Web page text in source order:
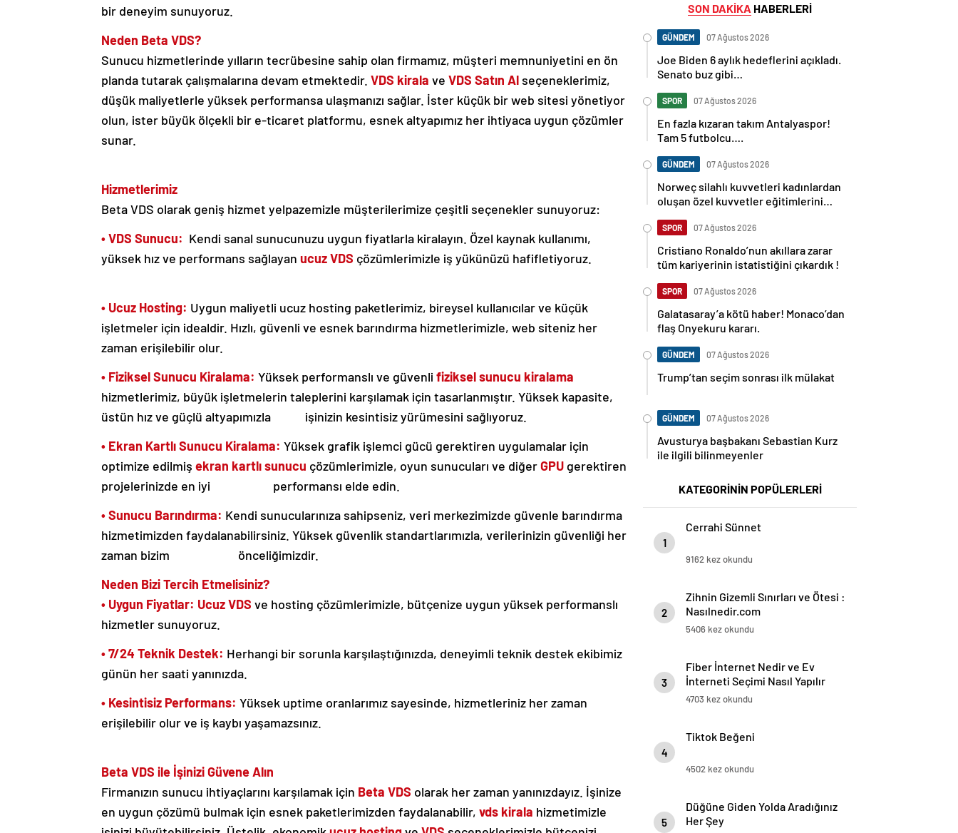
bir deneyim sunuyoruz.
Neden Beta VDS?
Sunucu hizmetlerinde yılların tecrübesine sahip olan firmamız, müşteri memnuniyetini en ön
planda tutarak çalışmalarına devam etmektedir. VDS kirala ve VDS Satın Al seçeneklerimiz,
düşük maliyetlerle yüksek performansa ulaşmanızı sağlar. İster küçük bir web sitesi yönetiyor
olun, ister büyük ölçekli bir e-ticaret platformu, esnek altyapımız her ihtiyaca uygun çözümler
sunar.
Hizmetlerimiz
Beta VDS olarak geniş hizmet yelpazemizle müşterilerimize çeşitli seçenekler sunuyoruz:
• VDS Sunucu: Kendi sanal sunucunuzu uygun fiyatlarla kiralayın. Özel kaynak kullanımı,
yüksek hız ve performans sağlayan ucuz VDS çözümlerimizle iş yükünüzü hafifletiyoruz.
• Ucuz Hosting: Uygun maliyetli ucuz hosting paketlerimiz, bireysel kullanıcılar ve küçük
işletmeler için idealdir. Hızlı, güvenli ve esnek barındırma hizmetlerimizle, web siteniz her
zaman erişilebilir olur.
• Fiziksel Sunucu Kiralama: Yüksek performanslı ve güvenli fiziksel sunucu kiralama
hizmetlerimiz, büyük işletmelerin taleplerini karşılamak için tasarlanmıştır. Yüksek kapasite,
üstün hız ve güçlü altyapımızla işinizin kesintisiz yürümesini sağlıyoruz.
• Ekran Kartlı Sunucu Kiralama: Yüksek grafik işlemci gücü gerektiren uygulamalar için
optimize edilmiş ekran kartlı sunucu çözümlerimizle, oyun sunucuları ve diğerGPU gerektiren
projelerinizde en iyi performansı elde edin.
• Sunucu Barındırma: Kendi sunucularınıza sahipseniz, veri merkezimizde güvenle barındırma
hizmetimizden faydalanabilirsiniz. Yüksek güvenlik standartlarımızla, verilerinizin güvenliği her
zaman bizim önceliğimizdir.
Neden Bizi Tercih Etmelisiniz?​​​​​​​
• Uygun Fiyatlar: Ucuz VDS ve hosting çözümlerimizle, bütçenize uygun yüksek performanslı
hizmetler sunuyoruz.
• 7/24 Teknik Destek: Herhangi bir sorunla karşılaştığınızda, deneyimli teknik destek ekibimiz
günün her saati yanınızda.
• Kesintisiz Performans: Yüksek uptime oranlarımız sayesinde, hizmetleriniz her zaman
erişilebilir olur ve iş kaybı yaşamazsınız.
Beta VDS ile İşinizi Güvene Alın
Firmanızın sunucu ihtiyaçlarını karşılamak için Beta VDS olarak her zaman yanınızdayız. İşinize
en uygun çözümü bulmak için esnek paketlerimizden faydalanabilir, vds kirala hizmetimizle
SON DAKİKA HABERLERİ
GÜNDEM 07 Ağustos 2026
Joe Biden 6 aylık hedeflerini açıkladı.
Senato buz gibi…
SPOR 07 Ağustos 2026
En fazla kızaran takım Antalyaspor!
Tam 5 futbolcu….
GÜNDEM 07 Ağustos 2026
Norweç silahlı kuvvetleri kadınlardan
oluşan özel kuvvetler eğitimlerini
SPOR 07 Ağustos 2026
Cristiano Ronaldo’nun akıllara zarar
tüm kariyerinin istatistiğini çıkardık !
SPOR 07 Ağustos 2026
Galatasaray’a kötü haber! Monaco’dan
flaş Onyekuru kararı.
GÜNDEM 07 Ağustos 2026
Trump’tan seçim sonrası ilk mülakat
GÜNDEM 07 Ağustos 2026
Avusturya başbakanı Sebastian Kurz
ile ilgili bilinmeyenler
KATEGORİNİN POPÜLERLERİ
1
Cerrahi Sünnet
9162 kez okundu
2
Zihnin Gizemli Sınırları ve Ötesi :
Nasılnedir.com
5406 kez okundu
3
Fiber İnternet Nedir ve Ev
İnterneti Seçimi Nasıl Yapılır
4703 kez okundu
4
Tiktok Beğeni
4502 kez okundu
5
Düğüne Giden Yolda Aradığınız
Her Şey